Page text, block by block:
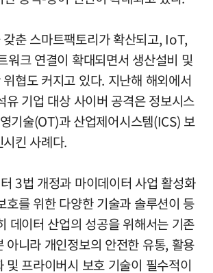
춘 스마트팩토리가 확산되고, IoT,
워크 연결이 확대되면서 생산설비 및
협도 커지고 있다. 지난해 해외에서
유 기업 대상 사이버 공격은 정보시스
기술(OT)과 산업제어시스템(ICS) 보
킨 사례다.
3법 개정과 마이데이터 사업 활성화
호를 위한 다양한 기술과 솔루션이 등
데이터 산업의 성공을 위해서는 기존
아니라 개인정보의 안전한 유통, 활용
및 프라이버시 보호 기술이 필수적이